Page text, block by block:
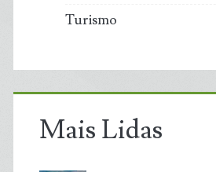
Turismo
Mais Lidas